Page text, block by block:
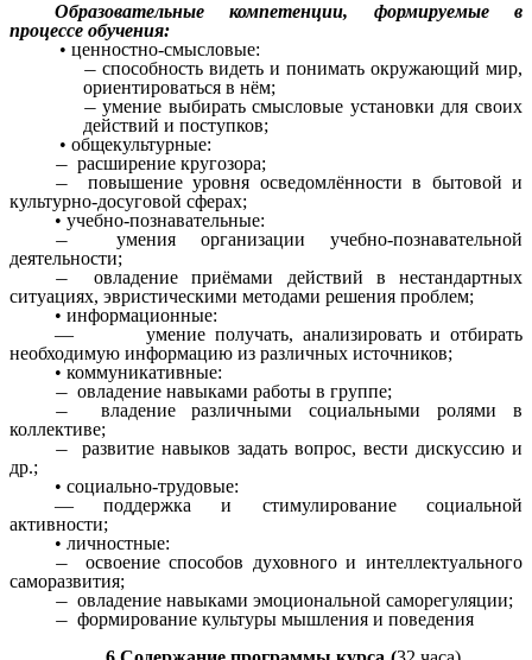
Образовательные компетенции, формируемые в
процессе обучения:
• ценностно-смысловые:
способность видеть и понимать окружающий мир,
ориентироваться в нём;
умение выбирать смысловые установки для своих
действий и поступков;
• общекультурные:
расширение кругозора;
повышение уровня осведомлённости в бытовой и
культурно-досуговой сферах;
• учебно-познавательные:
умения организации учебно-познавательной
деятельности;
овладение приёмами действий в нестандартных
ситуациях, эвристическими методами решения проблем;
• информационные:
— умение получать, анализировать и отбирать
необходимую информацию из различных источников;
• коммуникативные:
овладение навыками работы в группе;
владение различными социальными ролями в
коллективе;
развитие навыков задать вопрос, вести дискуссию и
др.;
• социально-трудовые:
— поддержка и стимулирование социальной
активности;
• личностные:
освоение способов духовного и интеллектуального
саморазвития;
овладение навыками эмоциональной саморегуляции;
формирование культуры мышления и поведения